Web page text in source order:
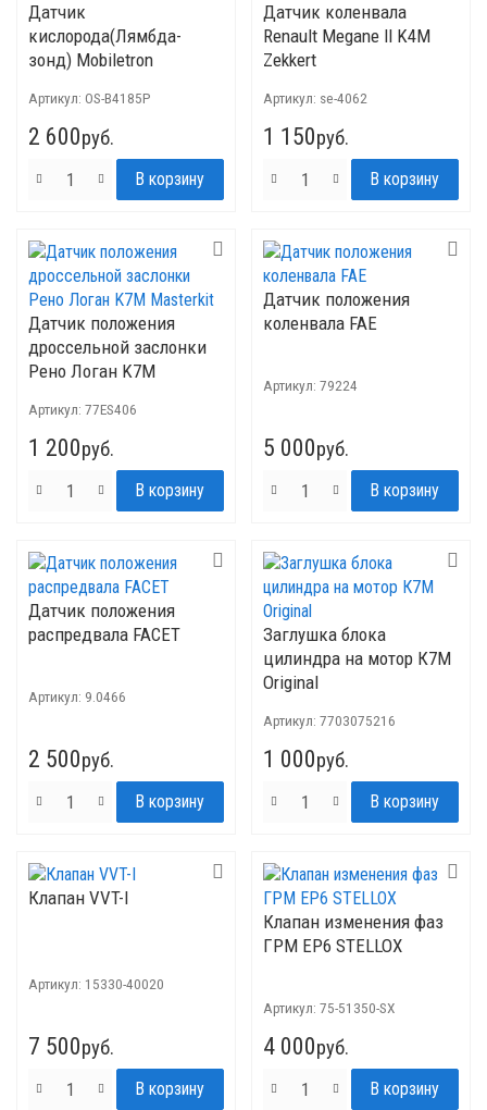
Датчик
кислорода(Лямбда-
зонд) Mobiletron
Артикул: OS-B4185P
2 600руб.
Датчик коленвала
Renault Megane ll K4M
Zekkert
Артикул: se-4062
1 150руб.
Датчик положения
дроссельной заслонки
Рено Логан K7M
Артикул: 77ES406
1 200руб.
Датчик положения
коленвала FAE
Артикул: 79224
5 000руб.
Датчик положения
распредвала FACET
Артикул: 9.0466
2 500руб.
Заглушка блока
цилиндра на мотор К7М
Original
Артикул: 7703075216
1 000руб.
Клапан VVT-I
Артикул: 15330-40020
7 500руб.
Клапан изменения фаз
ГРМ EP6 STELLOX
Артикул: 75-51350-SX
4 000руб.